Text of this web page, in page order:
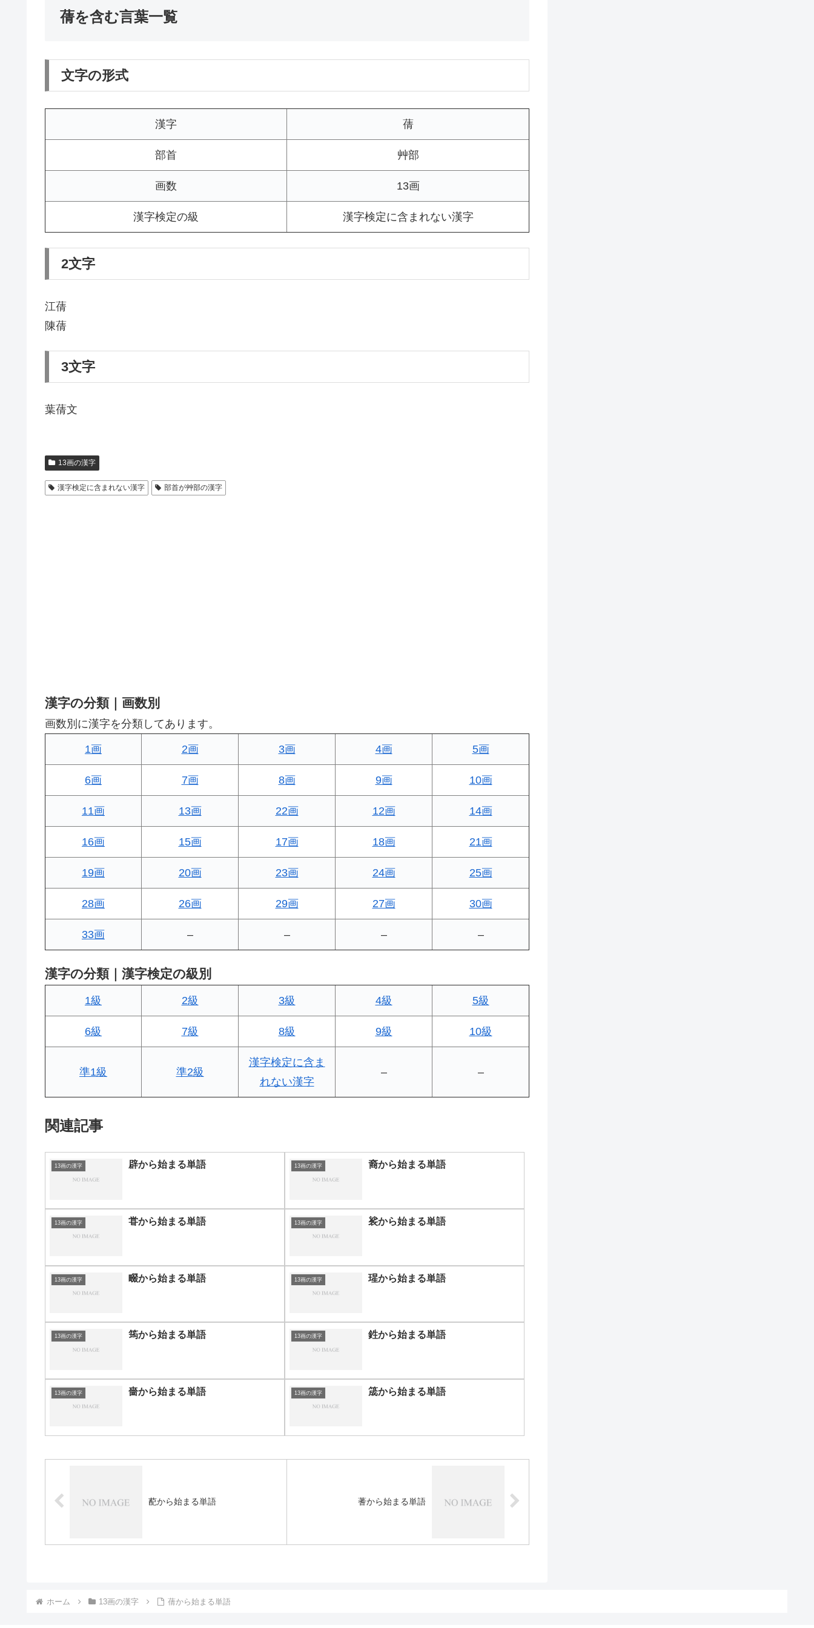
蒨を含む言葉一覧
文字の形式
漢字 蒨
部首 艸部
画数 13画
漢字検定の級 漢字検定に含まれない漢字
2文字
江蒨
陳蒨
3文字
葉蒨文
13画の漢字
漢字検定に含まれない漢字 部首が艸部の漢字
漢字の分類｜画数別
画数別に漢字を分類してあります。
1画 2画 3画 4画 5画
6画 7画 8画 9画 10画
11画 13画 22画 12画 14画
16画 15画 17画 18画 21画
19画 20画 23画 24画 25画
28画 26画 29画 27画 30画
33画 – – – –
漢字の分類｜漢字検定の級別
1級 2級 3級 4級 5級
6級 7級 8級 9級 10級
準1級 準2級
漢字検定に含ま
れない漢字
– –
関連記事
13画の漢字 辟から始まる単語 13画の漢字 裔から始まる単語
13画の漢字 甞から始まる単語 13画の漢字 裟から始まる単語
13画の漢字 畷から始まる単語 13画の漢字 瑆から始まる単語
13画の漢字 筠から始まる単語 13画の漢字 鉎から始まる単語
13画の漢字 嗇から始まる単語 13画の漢字 筬から始まる単語
蓜から始まる単語 蓍から始まる単語
ホーム 13画の漢字 蒨から始まる単語